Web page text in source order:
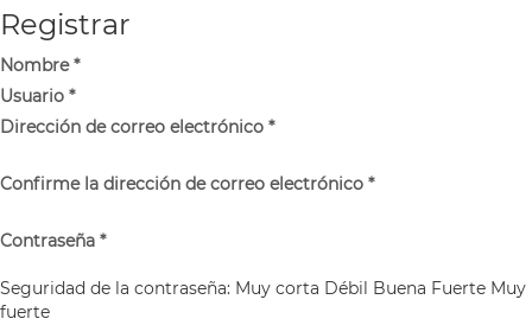
Registrar
Nombre*
Usuario *
Dirección de correo electrónico *
Confirme la dirección de correo electrónico *
Contraseña *
Seguridad de la contraseña: Muy corta Débil Buena Fuerte Muy
fuerte